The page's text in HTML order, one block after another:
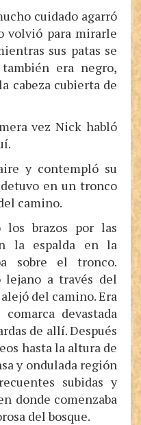
cuidado agarró
volvió para mirarle
sus patas se
era negro,
cabeza cubierta de
vez Nick habló
y contempló su
en un tronco
camino.
brazos por las
la espalda en la
sobre el tronco.
a través del
del camino. Era
devastada
de allí. Después
hasta la altura de
y ondulada región
subidas y
donde comenzaba
del bosque.